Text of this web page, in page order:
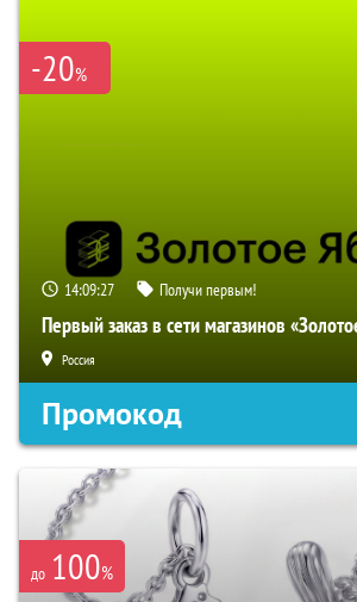
-20%
14:09:26 Получи первым!
Первый заказ в сети магазинов
Россия
Промокод
до 100%